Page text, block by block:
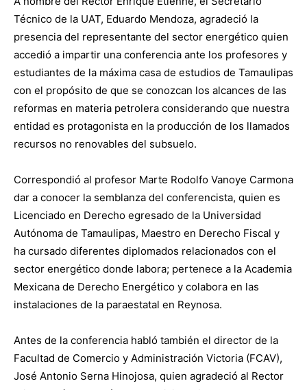
Técnico de la UAT, Eduardo Mendoza, agradeció la
presencia del representante del sector energético quien
accedió a impartir una conferencia ante los profesores y
estudiantes de la máxima casa de estudios de Tamaulipas
con el propósito de que se conozcan los alcances de las
reformas en materia petrolera considerando que nuestra
entidad es protagonista en la producción de los llamados
recursos no renovables del subsuelo.
Correspondió al profesor Marte Rodolfo Vanoye Carmona
dar a conocer la semblanza del conferencista, quien es
Licenciado en Derecho egresado de la Universidad
Autónoma de Tamaulipas, Maestro en Derecho Fiscal y
ha cursado diferentes diplomados relacionados con el
sector energético donde labora; pertenece a la Academia
Mexicana de Derecho Energético y colabora en las
instalaciones de la paraestatal en Reynosa.
Antes de la conferencia habló también el director de la
Facultad de Comercio y Administración Victoria (FCAV),
José Antonio Serna Hinojosa, quien agradeció al Rector